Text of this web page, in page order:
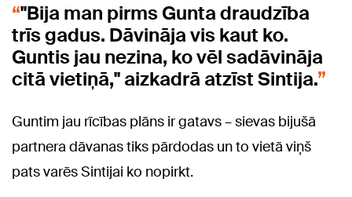
"Bija man pirms Gunta draudzība
trīs gadus. Dāvināja vis kaut ko.
Guntis jau nezina, ko vēl sadāvināja
citā vietiņā," aizkadrā atzīst Sintija.
Guntim jau rīcības plāns ir gatavs – sievas bijušā
partnera dāvanas tiks pārdodas un to vietā viņš
pats varēs Sintijai ko nopirkt.